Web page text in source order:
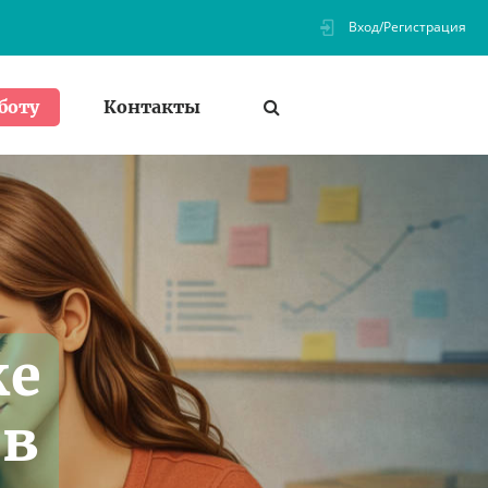
Вход/Регистрация
Контакты